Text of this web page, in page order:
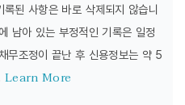
된 사항은 바로 삭제되지 않습니
남아 있는 부정적인 기록은 일정
무조정이 끝난 후 신용정보는 약 5
Learn More